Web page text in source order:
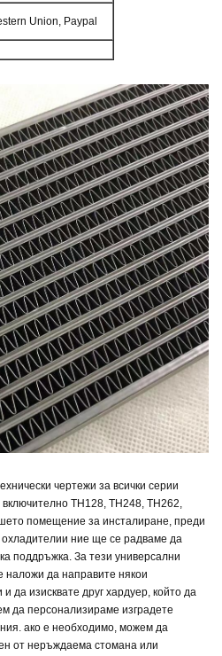
Union, Paypal
чертежи за всички серии
TH128, TH248, TH262,
помещение за инсталиране, преди
и ние ще се радваме да
поддръжка. За тези универсални
да направите някои
да изисквате друг хардуер, който да
да персонализираме изградете
ако е необходимо, можем да
от неръждаема стомана или